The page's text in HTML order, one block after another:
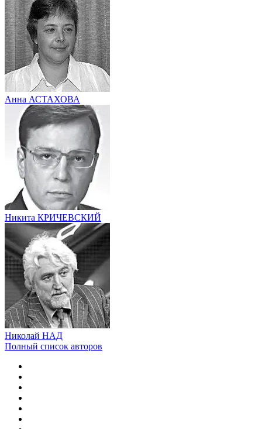
Анна АСТАХОВА
Никита КРИЧЕВСКИЙ
Николай НАД
Полный список авторов